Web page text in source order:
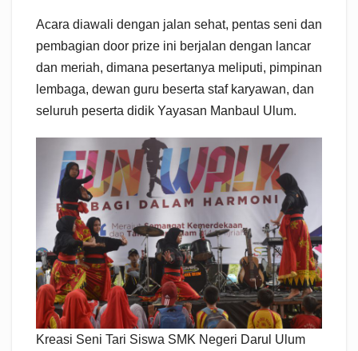
Acara diawali dengan jalan sehat, pentas seni dan
pembagian door prize ini berjalan dengan lancar
dan meriah, dimana pesertanya meliputi, pimpinan
lembaga, dewan guru beserta staf karyawan, dan
seluruh peserta didik Yayasan Manbaul Ulum.
Kreasi Seni Tari Siswa SMK Negeri Darul Ulum